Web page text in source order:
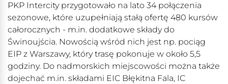
PKP Intercity przygotowało na lato 34 połączenia
sezonowe, które uzupełniają stałą ofertę 480 kursów
całorocznych - m.in. dodatkowe składy do
Świnoujścia. Nowością wśród nich jest np. pociąg
EIP z Warszawy, który trasę pokonuje w około 5,5
godziny. Do nadmorskich miejscowości można także
dojechać m.in. składami EIC Błękitna Fala, IC